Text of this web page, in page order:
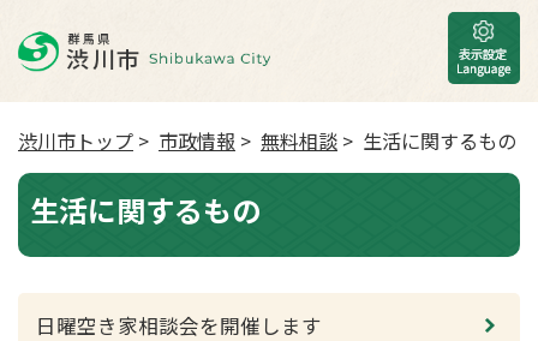
渋川市トップ > 市政情報 > 無料相談 > 生活に関するもの
生活に関するもの
日曜空き家相談会を開催します